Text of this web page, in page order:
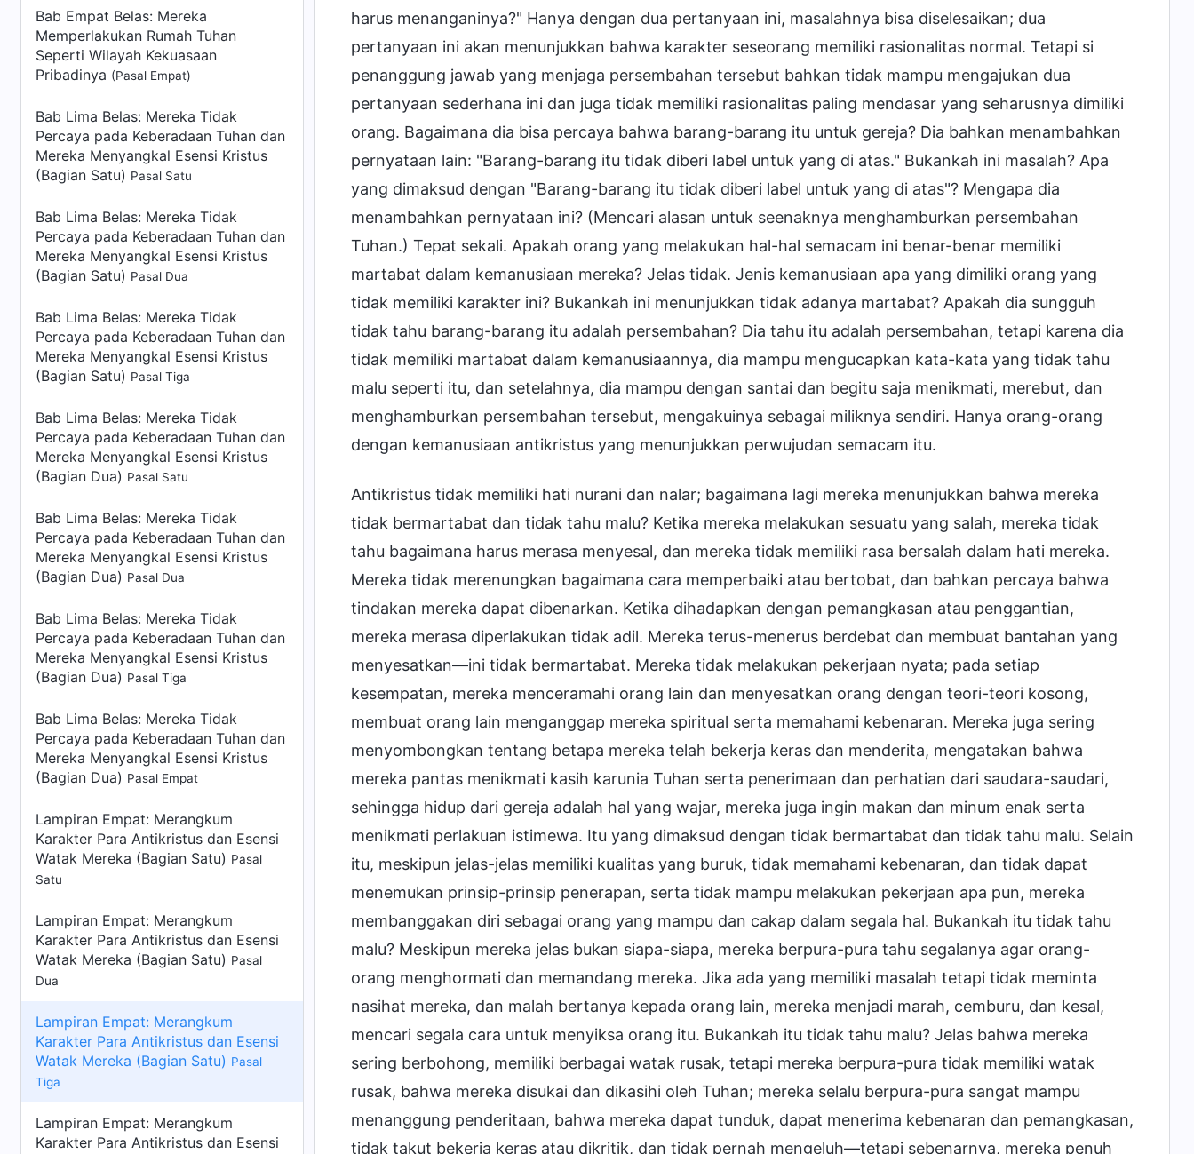
Bab Empat Belas: Mereka
Memperlakukan Rumah Tuhan
Seperti Wilayah Kekuasaan
Pribadinya (Pasal Empat)
Bab Lima Belas: Mereka Tidak
Percaya pada Keberadaan Tuhan dan
Mereka Menyangkal Esensi Kristus
(Bagian Satu) Pasal Satu
Bab Lima Belas: Mereka Tidak
Percaya pada Keberadaan Tuhan dan
Mereka Menyangkal Esensi Kristus
(Bagian Satu) Pasal Dua
Bab Lima Belas: Mereka Tidak
Percaya pada Keberadaan Tuhan dan
Mereka Menyangkal Esensi Kristus
(Bagian Satu) Pasal Tiga
Bab Lima Belas: Mereka Tidak
Percaya pada Keberadaan Tuhan dan
Mereka Menyangkal Esensi Kristus
(Bagian Dua) Pasal Satu
Bab Lima Belas: Mereka Tidak
Percaya pada Keberadaan Tuhan dan
Mereka Menyangkal Esensi Kristus
(Bagian Dua) Pasal Dua
Bab Lima Belas: Mereka Tidak
Percaya pada Keberadaan Tuhan dan
Mereka Menyangkal Esensi Kristus
(Bagian Dua) Pasal Tiga
Bab Lima Belas: Mereka Tidak
Percaya pada Keberadaan Tuhan dan
Mereka Menyangkal Esensi Kristus
(Bagian Dua) Pasal Empat
Lampiran Empat: Merangkum
Karakter Para Antikristus dan Esensi
Watak Mereka (Bagian Satu) Pasal
Satu
Lampiran Empat: Merangkum
Karakter Para Antikristus dan Esensi
Watak Mereka (Bagian Satu) Pasal
Dua
Lampiran Empat: Merangkum
Karakter Para Antikristus dan Esensi
Watak Mereka (Bagian Satu) Pasal
Tiga
Lampiran Empat: Merangkum
Karakter Para Antikristus dan Esensi
harus menanganinya?" Hanya dengan dua pertanyaan ini, masalahnya bisa diselesaikan; dua
pertanyaan ini akan menunjukkan bahwa karakter seseorang memiliki rasionalitas normal. Tetapi si
penanggung jawab yang menjaga persembahan tersebut bahkan tidak mampu mengajukan dua
pertanyaan sederhana ini dan juga tidak memiliki rasionalitas paling mendasar yang seharusnya dimiliki
orang. Bagaimana dia bisa percaya bahwa barang-barang itu untuk gereja? Dia bahkan menambahkan
pernyataan lain: "Barang-barang itu tidak diberi label untuk yang di atas." Bukankah ini masalah? Apa
yang dimaksud dengan "Barang-barang itu tidak diberi label untuk yang di atas"? Mengapa dia
menambahkan pernyataan ini? (Mencari alasan untuk seenaknya menghamburkan persembahan
Tuhan.) Tepat sekali. Apakah orang yang melakukan hal-hal semacam ini benar-benar memiliki
martabat dalam kemanusiaan mereka? Jelas tidak. Jenis kemanusiaan apa yang dimiliki orang yang
tidak memiliki karakter ini? Bukankah ini menunjukkan tidak adanya martabat? Apakah dia sungguh
tidak tahu barang-barang itu adalah persembahan? Dia tahu itu adalah persembahan, tetapi karena dia
tidak memiliki martabat dalam kemanusiaannya, dia mampu mengucapkan kata-kata yang tidak tahu
malu seperti itu, dan setelahnya, dia mampu dengan santai dan begitu saja menikmati, merebut, dan
menghamburkan persembahan tersebut, mengakuinya sebagai miliknya sendiri. Hanya orang-orang
dengan kemanusiaan antikristus yang menunjukkan perwujudan semacam itu.
Antikristus tidak memiliki hati nurani dan nalar; bagaimana lagi mereka menunjukkan bahwa mereka
tidak bermartabat dan tidak tahu malu? Ketika mereka melakukan sesuatu yang salah, mereka tidak
tahu bagaimana harus merasa menyesal, dan mereka tidak memiliki rasa bersalah dalam hati mereka.
Mereka tidak merenungkan bagaimana cara memperbaiki atau bertobat, dan bahkan percaya bahwa
tindakan mereka dapat dibenarkan. Ketika dihadapkan dengan pemangkasan atau penggantian,
mereka merasa diperlakukan tidak adil. Mereka terus-menerus berdebat dan membuat bantahan yang
menyesatkan—ini tidak bermartabat. Mereka tidak melakukan pekerjaan nyata; pada setiap
kesempatan, mereka menceramahi orang lain dan menyesatkan orang dengan teori-teori kosong,
membuat orang lain menganggap mereka spiritual serta memahami kebenaran. Mereka juga sering
menyombongkan tentang betapa mereka telah bekerja keras dan menderita, mengatakan bahwa
mereka pantas menikmati kasih karunia Tuhan serta penerimaan dan perhatian dari saudara-saudari,
sehingga hidup dari gereja adalah hal yang wajar, mereka juga ingin makan dan minum enak serta
menikmati perlakuan istimewa. Itu yang dimaksud dengan tidak bermartabat dan tidak tahu malu. Selain
itu, meskipun jelas-jelas memiliki kualitas yang buruk, tidak memahami kebenaran, dan tidak dapat
menemukan prinsip-prinsip penerapan, serta tidak mampu melakukan pekerjaan apa pun, mereka
membanggakan diri sebagai orang yang mampu dan cakap dalam segala hal. Bukankah itu tidak tahu
malu? Meskipun mereka jelas bukan siapa-siapa, mereka berpura-pura tahu segalanya agar orang-
orang menghormati dan memandang mereka. Jika ada yang memiliki masalah tetapi tidak meminta
nasihat mereka, dan malah bertanya kepada orang lain, mereka menjadi marah, cemburu, dan kesal,
mencari segala cara untuk menyiksa orang itu. Bukankah itu tidak tahu malu? Jelas bahwa mereka
sering berbohong, memiliki berbagai watak rusak, tetapi mereka berpura-pura tidak memiliki watak
rusak, bahwa mereka disukai dan dikasihi oleh Tuhan; mereka selalu berpura-pura sangat mampu
menanggung penderitaan, bahwa mereka dapat tunduk, dapat menerima kebenaran dan pemangkasan,
tidak takut bekerja keras atau dikritik, dan tidak pernah mengeluh—tetapi sebenarnya, mereka penuh